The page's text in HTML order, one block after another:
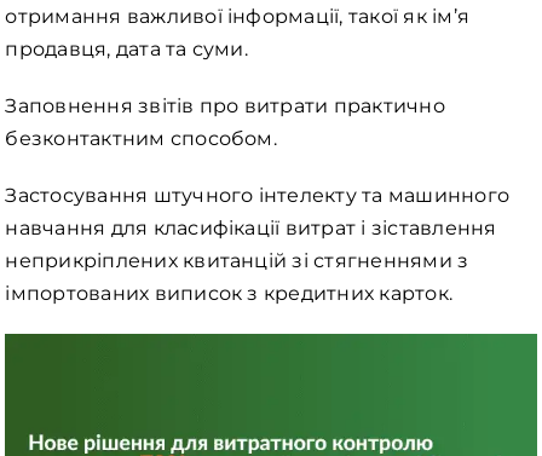
отримання важливої інформації, такої як ім’я
продавця, дата та суми.
Заповнення звітів про витрати практично
безконтактним способом.
Застосування штучного інтелекту та машинного
навчання для класифікації витрат і зіставлення
неприкріплених квитанцій зі стягненнями з
імпортованих виписок з кредитних карток.